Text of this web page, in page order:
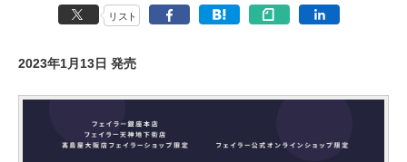
リスト
2023年1月13日 発売